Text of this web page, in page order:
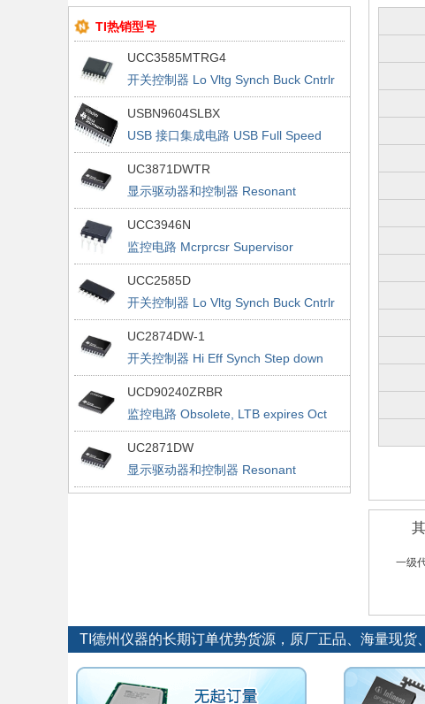
TI热销型号
UCC3585MTRG4
开关控制器 Lo Vltg Synch Buck Cntrlr
USBN9604SLBX
USB 接口集成电路 USB Full Speed
Node Controller
UC3871DWTR
显示驱动器和控制器 Resonant
Fluorescent Lamp Driver
UCC3946N
监控电路 Mcrprcsr Supervisor
w/Watchdog Timer
UCC2585D
开关控制器 Lo Vltg Synch Buck Cntrlr
UC2874DW-1
开关控制器 Hi Eff Synch Step down
Buck Cntrlr
UCD90240ZRBR
监控电路 Obsolete, LTB expires Oct
30, 2019
UC2871DW
显示驱动器和控制器 Resonant
Fluorescent Lamp Driver
一级
TI德州仪器的长期订单优势货源，原厂正品、海量现